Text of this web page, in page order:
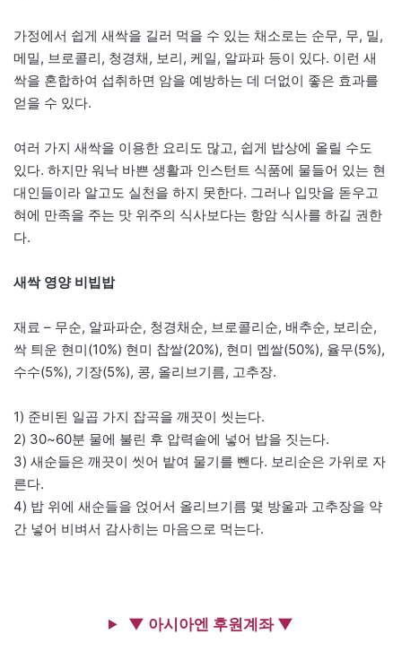
가정에서 쉽게 새싹을 길러 먹을 수 있는 채소로는 순무, 무, 밀,
메밀, 브로콜리, 청경채, 보리, 케일, 알파파 등이 있다. 이런 새
싹을 혼합하여 섭취하면 암을 예방하는 데 더없이 좋은 효과를
얻을 수 있다.
여러 가지 새싹을 이용한 요리도 많고, 쉽게 밥상에 올릴 수도
있다. 하지만 워낙 바쁜 생활과 인스턴트 식품에 물들어 있는 현
대인들이라 알고도 실천을 하지 못한다. 그러나 입맛을 돋우고
혀에 만족을 주는 맛 위주의 식사보다는 항암 식사를 하길 권한
다.
새싹 영양 비빕밥
재료 – 무순, 알파파순, 청경채순, 브로콜리순, 배추순, 보리순,
싹 틔운 현미(10%) 현미 찹쌀(20%), 현미 멥쌀(50%), 율무(5%),
수수(5%), 기장(5%), 콩, 올리브기름, 고추장.
1) 준비된 일곱 가지 잡곡을 깨끗이 씻는다.
2) 30~60분 물에 불린 후 압력솥에 넣어 밥을 짓는다.
3) 새순들은 깨끗이 씻어 밭여 물기를 뺀다. 보리순은 가위로 자
른다.
4) 밥 위에 새순들을 얹어서 올리브기름 몇 방울과 고추장을 약
간 넣어 비벼서 감사히는 마음으로 먹는다.
▼ 아시아엔 후원계좌 ▼